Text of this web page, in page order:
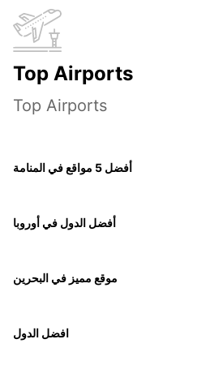
Top Airports
Top Airports
أفضل 5 مواقع في المنامة
أفضل الدول في أوروبا
موقع مميز في البحرين
افضل الدول